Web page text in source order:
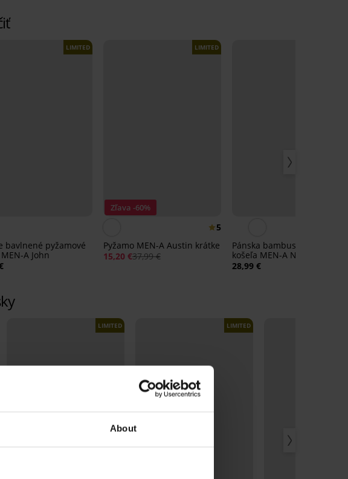
About
LIMITED
bavlnené pyžamové
A John
Zľava -60%
LIMITED
5
Pyžamo MEN-A Austin krátke
15,20 €37,99 €
Pánska bambusová nočná
košeľa MEN-A Nelson dlhá
28,99 €
LIMITED LIMITED